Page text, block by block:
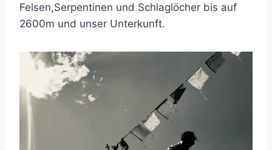
Felsen,Serpentinen und Schlaglöcher bis auf
2600m und unser Unterkunft.